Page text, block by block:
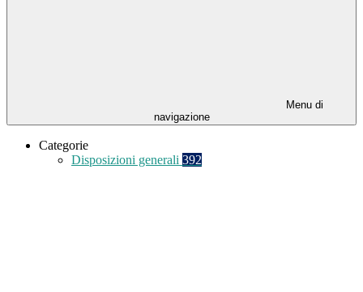
Menu di
navigazione
Categorie
Disposizioni generali 392